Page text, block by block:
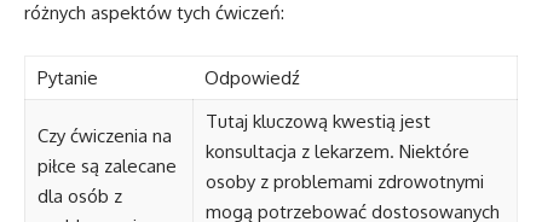
różnych aspektów tych ćwiczeń:
Pytanie Odpowiedź
Czy ćwiczenia na
piłce są zalecane
dla osób z
Tutaj kluczową kwestią jest
konsultacja z lekarzem. Niektóre
osoby z problemami zdrowotnymi
mogą potrzebować dostosowanych